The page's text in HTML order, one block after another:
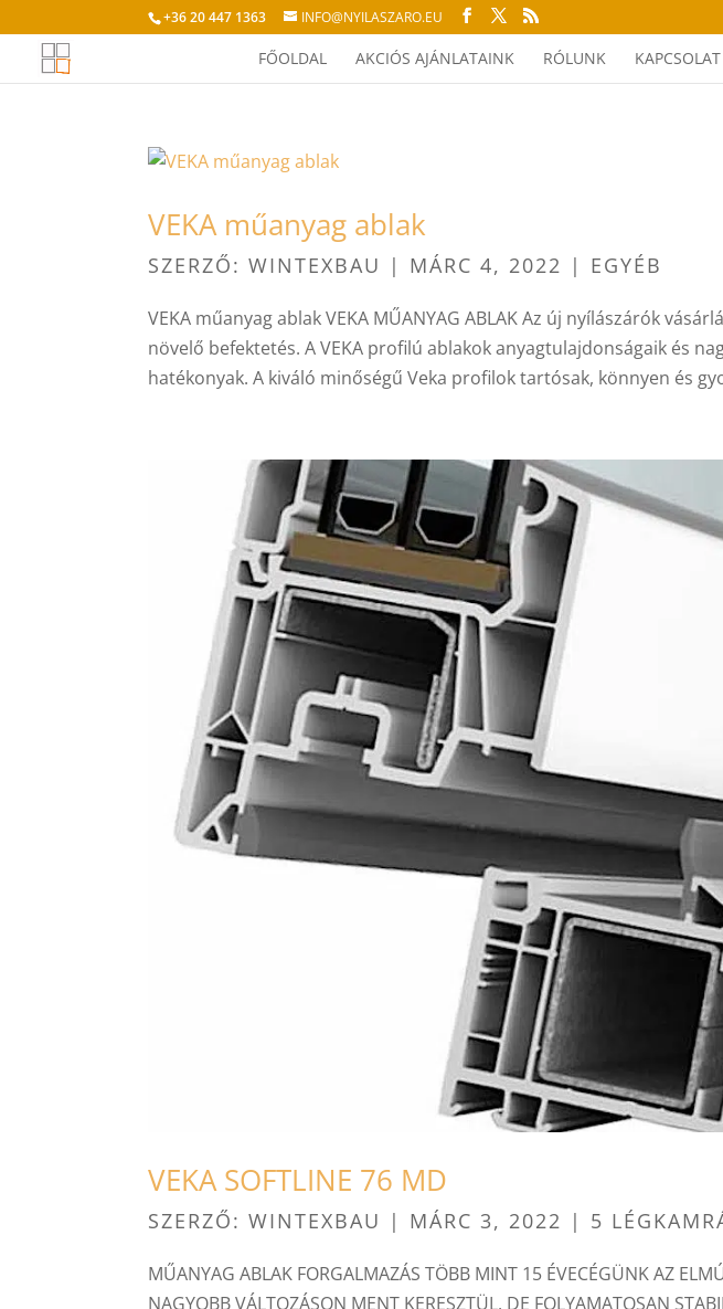
+36 20 447 1363 INFO@NYILASZARO.EU
FŐOLDAL AKCIÓS AJÁNLATAINK RÓLUNK KAPCSOLAT
VEKA műanyag ablak
SZERZŐ:WINTEXBAU | MÁRC 4, 2022 | EGYÉB
VEKA műanyag ablak VEKA MŰANYAG ABLAK Az új nyílászárók
növelő befektetés. A VEKA profilú ablakok anyagtulajdonságaik és
hatékonyak. A kiváló minőségű Veka profilok tartósak, könnyen és
VEKA SOFTLINE 76 MD
SZERZŐ:WINTEXBAU | MÁRC 3, 2022 | 5
MŰANYAG ABLAK FORGALMAZÁS TÖBB MINT 15 ÉVECÉGÜNK AZ
NAGYOBB VÁLTOZÁSON MENT KERESZTÜL, DE FOLYAMATOSAN